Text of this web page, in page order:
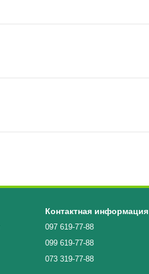
Контактная информация
097 619-77-88
099 619-77-88
073 319-77-88